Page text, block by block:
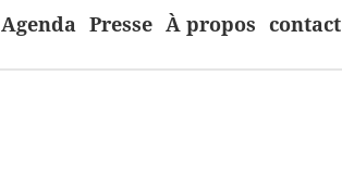
Agenda Presse À propos contact